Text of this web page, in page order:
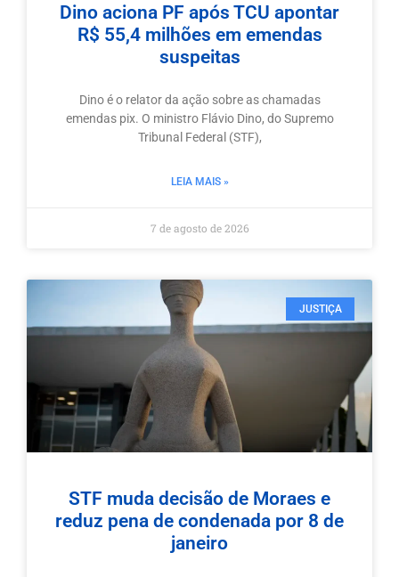
Dino aciona PF após TCU apontar
R$ 55,4 milhões em emendas
suspeitas
Dino é o relator da ação sobre as chamadas
emendas pix. O ministro Flávio Dino, do Supremo
Tribunal Federal (STF),
LEIA MAIS »
7 de agosto de 2026
JUSTIÇA
STF muda decisão de Moraes e
reduz pena de condenada por 8 de
janeiro